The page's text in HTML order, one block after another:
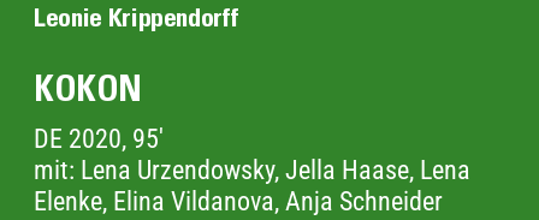
Leonie Krippendorff
KOKON
DE 2020, 95'
mit: Lena Urzendowsky, Jella Haase, Lena
Elenke, Elina Vildanova, Anja Schneider